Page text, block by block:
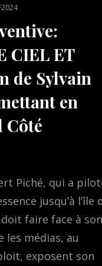
CIEL ET
de Sylvain
en
Côté
Piché, qui a
jusqu’à l’île
faire face à
les médias, au
exposent son